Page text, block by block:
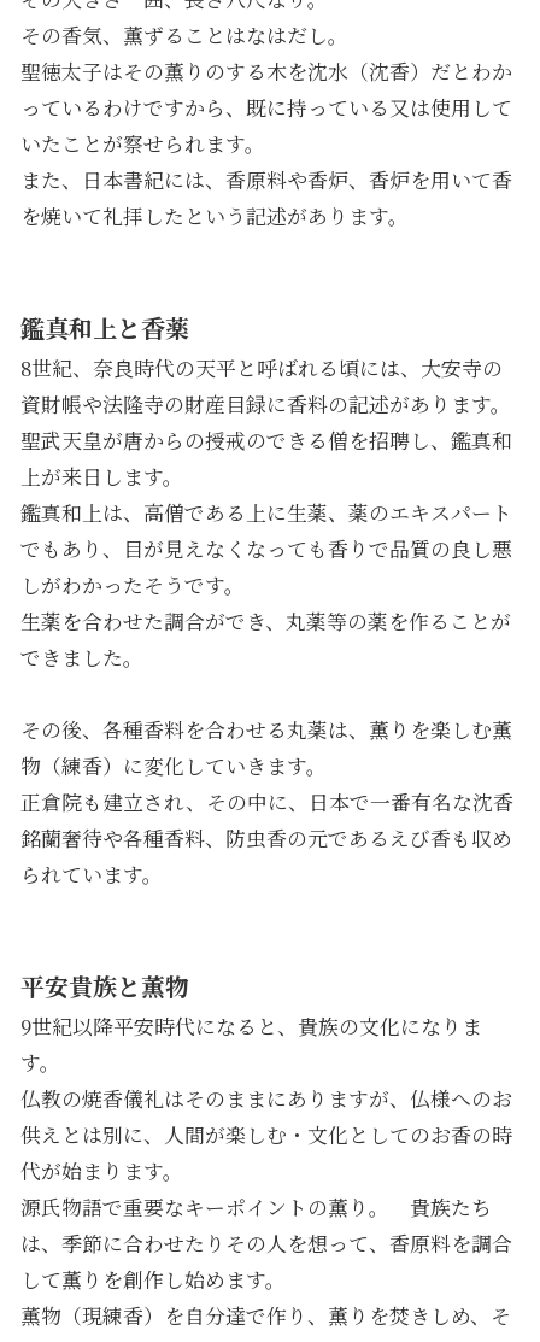
その香気、薫ずることはなはだし。
聖徳太子はその薫りのする木を沈水（沈香）だとわか
っているわけですから、既に持っている又は使用して
いたことが察せられます。
また、日本書紀には、香原料や香炉、香炉を用いて香
を焼いて礼拝したという記述があります。
鑑真和上と香薬
8世紀、奈良時代の天平と呼ばれる頃には、大安寺の
資財帳や法隆寺の財産目録に香料の記述があります。
聖武天皇が唐からの授戒のできる僧を招聘し、鑑真和
上が来日します。
鑑真和上は、高僧である上に生薬、薬のエキスパート
でもあり、目が見えなくなっても香りで品質の良し悪
しがわかったそうです。
生薬を合わせた調合ができ、丸薬等の薬を作ることが
できました。
その後、各種香料を合わせる丸薬は、薫りを楽しむ薫
物（練香）に変化していきます。
正倉院も建立され、その中に、日本で一番有名な沈香
銘蘭奢待や各種香料、防虫香の元であるえび香も収め
られています。
平安貴族と薫物
9世紀以降平安時代になると、貴族の文化になりま
す。
仏教の焼香儀礼はそのままにありますが、仏様へのお
供えとは別に、人間が楽しむ・文化としてのお香の時
代が始まります。
源氏物語で重要なキーポイントの薫り。 貴族たち
は、季節に合わせたりその人を想って、香原料を調合
して薫りを創作し始めます。
薫物（現練香）を自分達で作り、薫りを焚きしめ、そ